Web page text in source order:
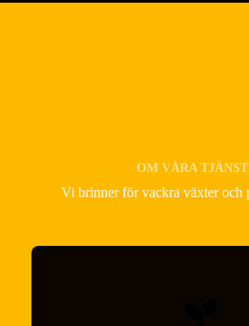
OM VÅRA
Vi brinner för vackra växter och